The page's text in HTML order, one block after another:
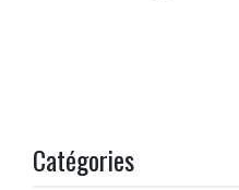
Catégories